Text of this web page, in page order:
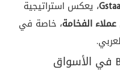
، يعكس استراتيجية
الفخامة، خاصة في
Bentayga EWB Chalet Edition في الأسواق